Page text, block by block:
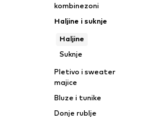
kombinezoni
Haljine i suknje
Haljine
Suknje
Pletivo i sweater
majice
Bluze i tunike
Donje rublje